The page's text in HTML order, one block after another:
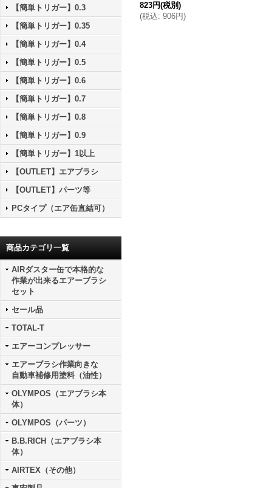
【簡単トリガー】0.3
【簡単トリガー】0.35
【簡単トリガー】0.4
【簡単トリガー】0.5
【簡単トリガー】0.6
【簡単トリガー】0.7
【簡単トリガー】0.8
【簡単トリガー】0.9
【簡単トリガー】1以上
【OUTLET】エアブラシ
【OUTLET】パーツ等
PCタイプ（エア缶直結可）
商品カテゴリ一覧
AIRダスター缶で本格的な
作業が出来るエアーブラシ
セット
セール品
TOTAL-T
エアーコンプレッサー
エアーブラシ作業向きな
自動車補修用塗料（油性）
OLYMPOS（エアブラシ本
体）
OLYMPOS（パーツ）
B.B.RICH（エアブラシ本
体）
AIRTEX（その他）
823円(税別)
(税込: 906円)